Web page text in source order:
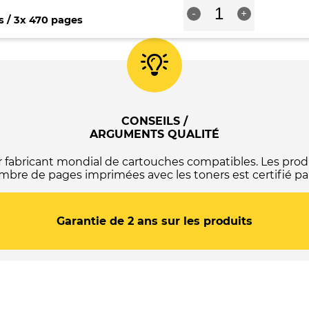
/ 3x 470 pages -
de
502XL
-
+
CONSEILS /
ARGUMENTS QUALITÉ
mondial de cartouches compatibles. Les
de pages imprimées avec les toners est certifié
Garantie de 2 ans sur les produits